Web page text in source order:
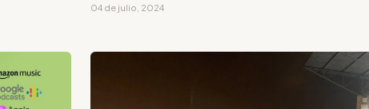
04 de julio, 2024